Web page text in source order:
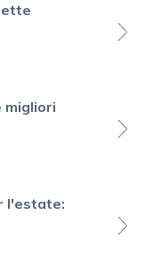
migliori
l'estate: